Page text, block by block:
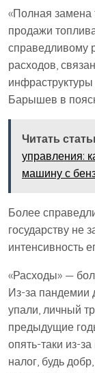
«Полная замена
продажи
справедливому
расходов,
Барышев в
Читать
управления:
машину с
Более
государству не
интенсивность
«Расходы» —
Из-за пандемии
упали, личный
предыдущие
опять-таки из-
налог, будь